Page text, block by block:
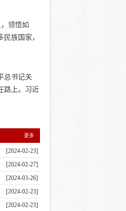
领悟如
族国家，
总书记关
路上。习近
更多
[2024-02-23]
[2024-02-27]
[2024-03-26]
[2024-02-23]
[2024-02-23]